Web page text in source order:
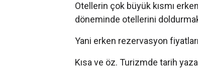
Otellerin çok büyük kısmı
döneminde otellerini
Yani erken rezervasyon
Kısa ve öz. Turizmde tarih